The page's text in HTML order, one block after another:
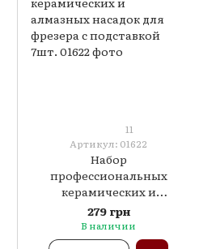
11
Артикул: 01622
Набор
профессиональных
керамических и
алмазных насадок для
фрезера с подставкой
7шт.
279 грн
В наличии